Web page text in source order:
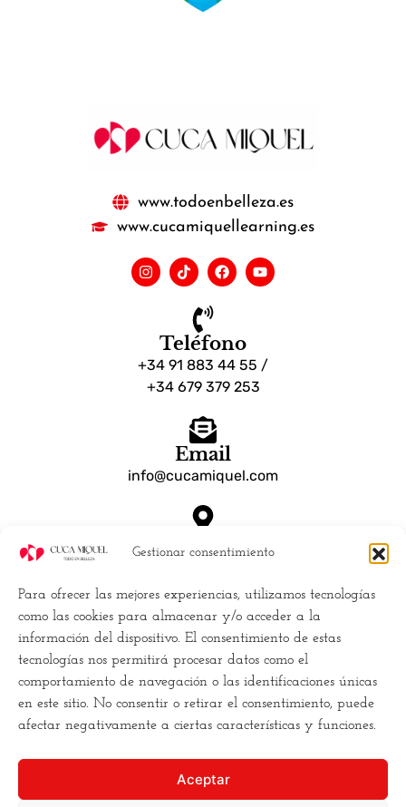
Gestionar consentimiento
Para ofrecer las mejores experiencias, utilizamos tecnologías
como las cookies para almacenar y/o acceder a la
información del dispositivo. El consentimiento de estas
tecnologías nos permitirá procesar datos como el
comportamiento de navegación o las identificaciones únicas
en este sitio. No consentir o retirar el consentimiento, puede
afectar negativamente a ciertas características y funciones.
Aceptar
www.todoenbelleza.es
www.cucamiquellearning.es
Teléfono
+34 91 883 44 55 /
+34 679 379 253
Email
info@cucamiquel.com
Dónde estamos
Calle Luchana, 25 28010 Madrid España
Empresa
Políticas de Cookies (UE)
Política de privacidad
Términos y Condiciones
Conviertete en distribuidor
excelencia
necesitamosromper los moldes. Hacemos la estética